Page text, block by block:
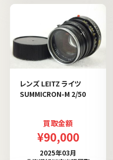
レンズ LEITZ ライツ
SUMMICRON-M 2/50
買取金額
¥90,000
2025年03月